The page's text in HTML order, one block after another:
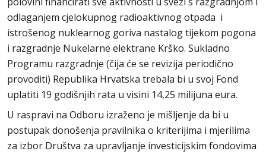
odlaganjem cjelokupnog radioaktivnog otpada i
istrošenog nuklearnog goriva nastalog tijekom pogona
i razgradnje Nukelarne elektrane Krško. Sukladno
Programu razgradnje (čija će se revizija periodično
provoditi) Republika Hrvatska trebala bi u svoj Fond
uplatiti 19 godišnjih rata u visini 14,25 milijuna eura.
U raspravi na Odboru izraženo je mišljenje da bi u
postupak donošenja pravilnika o kriterijima i mjerilima
za izbor Društva za upravljanje investicijskim fondovima